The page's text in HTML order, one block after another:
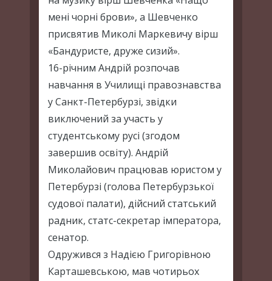
мені чорні брови», а Шевченко
присвятив Миколі Маркевичу вірш
«Бандуристе, друже сизий».
16-річним Андрій розпочав
навчання в Училищі правознавства
у Санкт-Петербурзі, звідки
виключений за участь у
студентському русі (згодом
завершив освіту). Андрій
Миколайович працював юристом у
Петербурзі (голова Петербурзької
судової палати), дійсний статський
радник, статс-секретар імператора,
сенатор.
Одружився з Надією Григорівною
Карташевською, мав чотирьох